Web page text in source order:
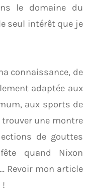
le domaine du
seul intérêt que je
connaissance, de
adaptée aux
aux sports de
une montre
de gouttes
quand Nixon
Revoir mon article
!